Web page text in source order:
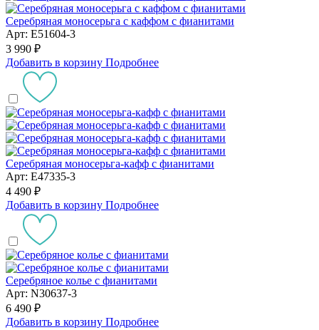
Серебряная моносерьга с каффом с фианитами
Арт: E51604-3
3 990 ₽
Добавить в корзину Подробнее
Серебряная моносерьга-кафф с фианитами
Арт: E47335-3
4 490 ₽
Добавить в корзину Подробнее
Серебряное колье с фианитами
Арт: N30637-3
6 490 ₽
Добавить в корзину Подробнее